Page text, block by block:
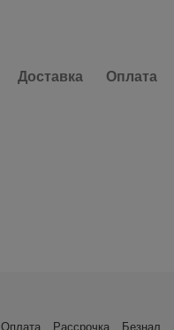
Доставка Оплата
Оплата Рассрочка Безнал